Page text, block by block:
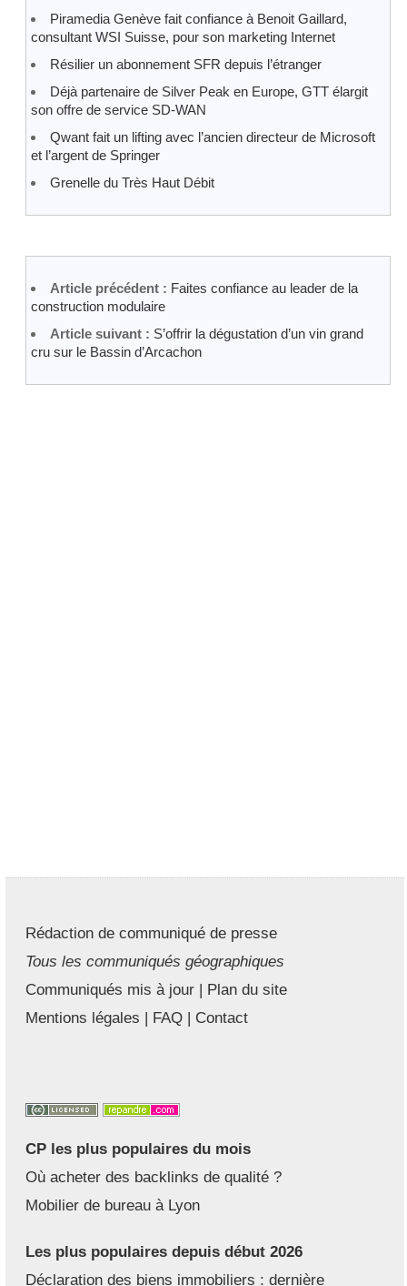
Piramedia Genève fait confiance à Benoit Gaillard,
consultant WSI Suisse, pour son marketing Internet
Résilier un abonnement SFR depuis l’étranger
Déjà partenaire de Silver Peak en Europe, GTT élargit
son offre de service SD-WAN
Qwant fait un lifting avec l’ancien directeur de Microsoft
et l’argent de Springer
Grenelle du Très Haut Débit
Article précédent : Faites confiance au leader de la
construction modulaire
Article suivant : S’offrir la dégustation d’un vin grand
cru sur le Bassin d’Arcachon
Rédaction de communiqué de presse
Tous les communiqués géographiques
Communiqués mis à jour | Plan du site
Mentions légales | FAQ | Contact
CP les plus populaires du mois
Où acheter des backlinks de qualité ?
Mobilier de bureau à Lyon
Les plus populaires depuis début 2026
Déclaration des biens immobiliers : dernière